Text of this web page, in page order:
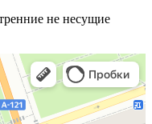
не несущие